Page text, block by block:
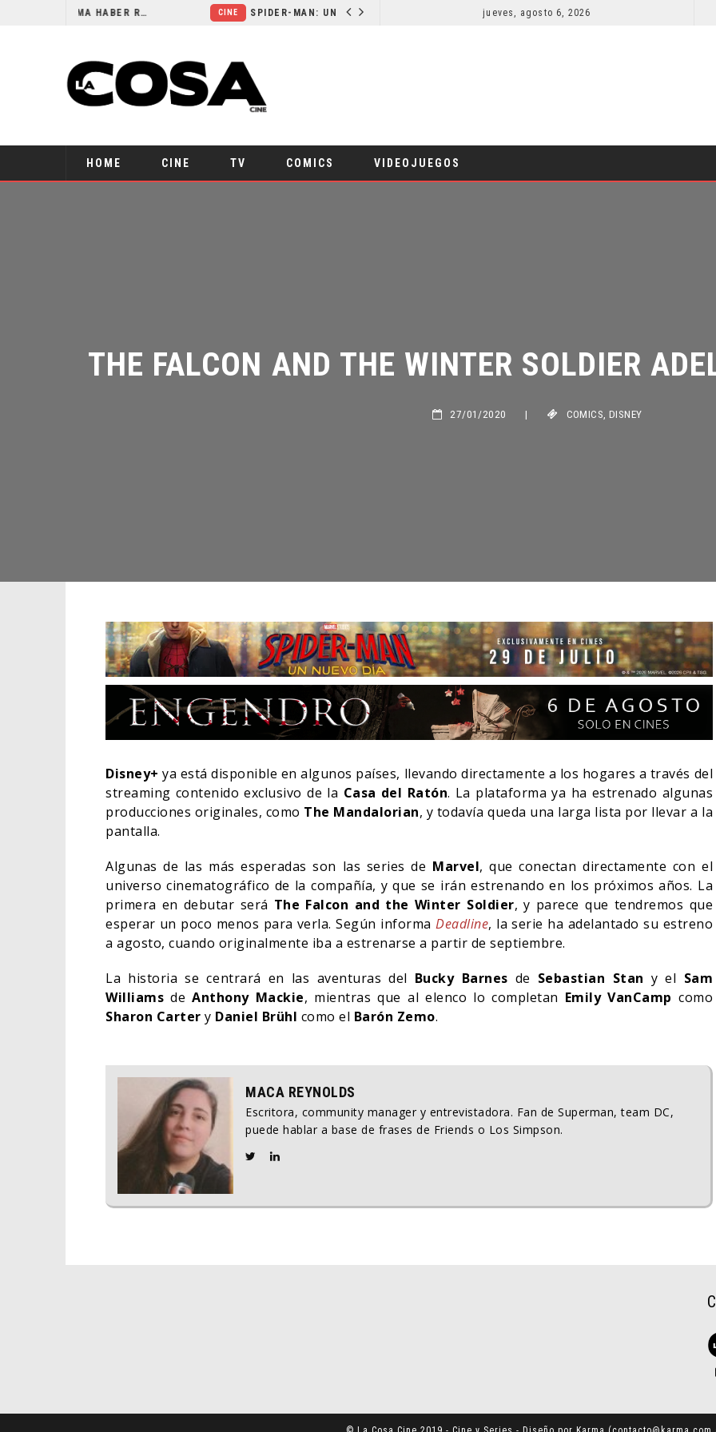
CINE jueves, agosto 6, 2026
HOME CINE TV COMICS VIDEOJUEGOS
THE FALCON AND THE WINTER SOLDIER
Disney+ ya está disponible en algunos países, llevando directamente a los hogares a través del
streaming contenido exclusivo de la Casa del Ratón. La plataforma ya ha estrenado algunas
producciones originales, como The Mandalorian, y todavía queda una larga lista por llevar a la
pantalla.
Algunas de las más esperadas son las series de Marvel, que conectan directamente con el
universo cinematográfico de la compañía, y que se irán estrenando en los próximos años. La
primera en debutar será The Falcon and the Winter Soldier, y parece que tendremos que
esperar un poco menos para verla. Según informaDeadline, la serie ha adelantado su estreno
a agosto, cuando originalmente iba a estrenarse a partir de septiembre.
La historia se centrará en las aventuras del Bucky Barnes de Sebastian Stan y el Sam
Williams deAnthony Mackie, mientras que al elenco lo completan Emily VanCampcomo
Sharon Carter y Daniel Brühl como el Barón Zemo.
MACA REYNOLDS
Escritora, community manager y entrevistadora. Fan de Superman, team DC,
puede hablar a base de frases de Friends o Los Simpson.
DESTIN DANIEL CRETTON
SOBRE LA CANCELACIÓN
DE WONDER MAN
MONSTER – TEMPORADA
PRIMERAS IMÁGENES